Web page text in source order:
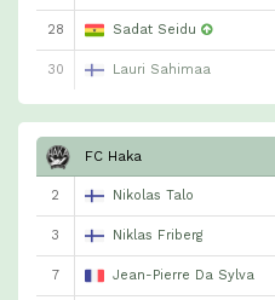
28 Sadat Seidu
30 Lauri Sahimaa
FC Haka
2 Nikolas Talo
3 Niklas Friberg
7 Jean-Pierre Da Sylva